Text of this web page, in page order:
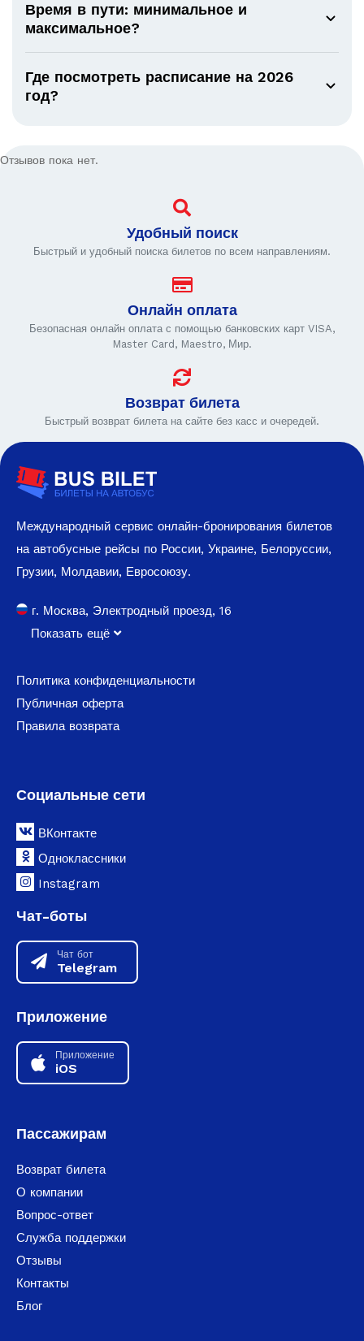
Время в пути: минимальное и
максимальное?
Где посмотреть расписание на 2026
год?
Отзывов пока нет.
Удобный поиск
Быстрый и удобный поиска билетов по всем направлениям.
Онлайн оплата
Безопасная онлайн оплата с помощью банковских карт VISA,
Master Card, Maestro, Мир.
Возврат билета
Быстрый возврат билета на сайте без касс и очередей.
Международный сервис онлайн-бронирования билетов
на автобусные рейсы по России, Украине, Белоруссии,
Грузии, Молдавии, Евросоюзу.
г. Москва, Электродный проезд, 16
Показать ещё
Политика конфиденциальности
Публичная оферта
Правила возврата
Социальные сети
ВКонтакте
Одноклассники
Instagram
Чат-боты
Чат бот
Telegram
Приложение
Приложение
iOS
Пассажирам
Возврат билета
О компании
Вопрос-ответ
Служба поддержки
Отзывы
Контакты
Блог